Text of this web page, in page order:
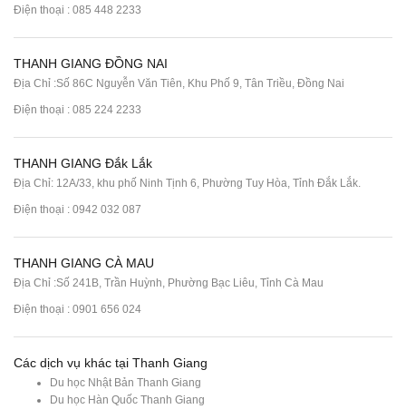
Điện thoại : 085 448 2233
THANH GIANG ĐỒNG NAI
Địa Chỉ :Số 86C Nguyễn Văn Tiên, Khu Phố 9, Tân Triều, Đồng Nai
Điện thoại : 085 224 2233
THANH GIANG Đắk Lắk
Địa Chỉ: 12A/33, khu phố Ninh Tịnh 6, Phường Tuy Hòa, Tỉnh Đắk Lắk.
Điện thoại : 0942 032 087
THANH GIANG CÀ MAU
Địa Chỉ :Số 241B, Trần Huỳnh, Phường Bạc Liêu, Tỉnh Cà Mau
Điện thoại : 0901 656 024
Các dịch vụ khác tại Thanh Giang
Du học Nhật Bản Thanh Giang
Du học Hàn Quốc Thanh Giang